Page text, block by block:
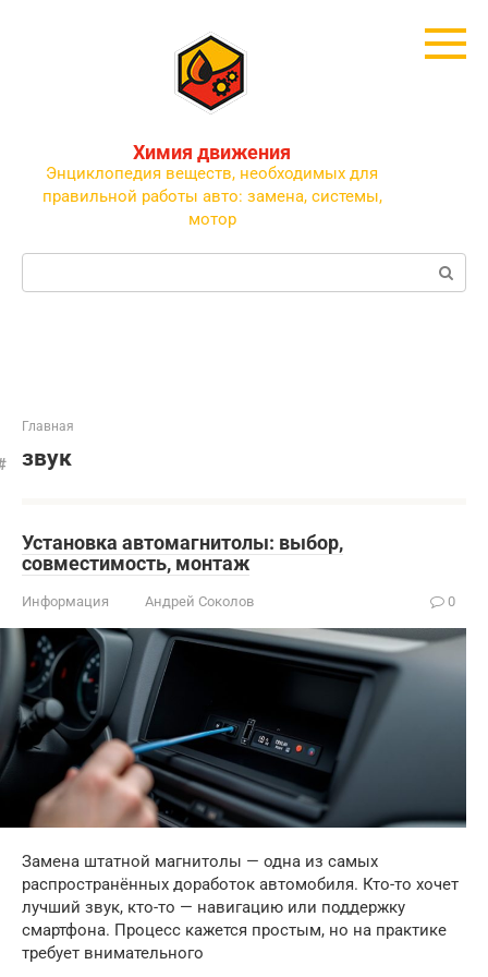
Химия движения
Энциклопедия веществ, необходимых для
правильной работы авто: замена, системы,
мотор
Поиск:
Главная
звук
Установка автомагнитолы: выбор,
совместимость, монтаж
Информация Андрей Соколов 0
Замена штатной магнитолы — одна из самых
распространённых доработок автомобиля. Кто-то хочет
лучший звук, кто-то — навигацию или поддержку
смартфона. Процесс кажется простым, но на практике
требует внимательного